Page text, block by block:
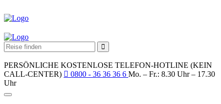
PERSÖNLICHE KOSTENLOSE TELEFON-HOTLINE (KEIN
CALL-CENTER)
0800 - 36 36 36 6 Mo. – Fr.: 8.30 Uhr – 17.30
Uhr